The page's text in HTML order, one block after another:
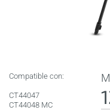
Compatible con:
CT44047
CT44048 MC